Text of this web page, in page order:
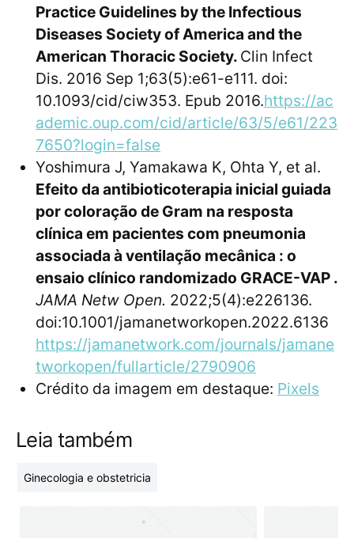
Practice Guidelines by the Infectious
Diseases Society of America and the
American Thoracic Society. Clin Infect
Dis. 2016 Sep 1;63(5):e61-e111. doi:
10.1093/cid/ciw353. Epub 2016.https://ac
ademic.oup.com/cid/article/63/5/e61/223
7650?login=false
Yoshimura J, Yamakawa K, Ohta Y, et al.
Efeito da antibioticoterapia inicial guiada
por coloração de Gram na resposta
clínica em pacientes com pneumonia
associada à ventilação mecânica : o
ensaio clínico randomizado GRACE-VAP .
JAMA Netw Open. 2022;5(4):e226136.
doi:10.1001/jamanetworkopen.2022.6136
https://jamanetwork.com/journals/jamane
tworkopen/fullarticle/2790906
Crédito da imagem em destaque: Pixels
Leia também
Ginecologia e obstetricia